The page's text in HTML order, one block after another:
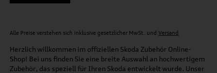
Alle Preise verstehen sich inklusive gesetzlicher MwSt. und Versand
Herzlich willkommen im offiziellen Skoda Zubehör Online-
Shop! Bei uns finden Sie eine breite Auswahl an hochwertigem
Zubehör, das speziell für Ihren Skoda entwickelt wurde. Unser